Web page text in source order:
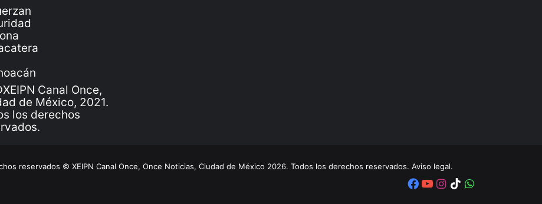
Canal Once,
de México, 2021.
los derechos
reservados © XEIPN Canal Once, Once Noticias, Ciudad de México 2026. Todos los derechos reservados. Aviso legal.
Facebook
YouTube
Instagram
TikTokWhatsApp